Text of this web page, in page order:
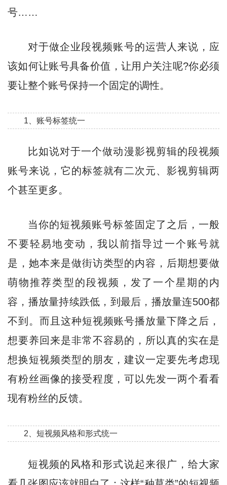
号……
对于做企业段视频账号的运营人来说，应
该如何让账号具备价值，让用户关注呢?你必须
要让整个账号保持一个固定的调性。
1、账号标签统一
比如说对于一个做动漫影视剪辑的段视频
账号来说，它的标签就有二次元、影视剪辑两
个甚至更多。
当你的短视频账号标签固定了之后，一般
不要轻易地变动，我以前指导过一个账号就
是，她本来是做街访类型的内容，后期想要做
萌物推荐类型的段视频，发了一个星期的内
容，播放量持续跌低，到最后，播放量连500都
不到。而且这种短视频账号播放量下降之后，
想要养回来是非常不容易的，所以真的实在是
想换短视频类型的朋友，建议一定要先考虑现
有粉丝画像的接受程度，可以先发一两个看看
现有粉丝的反馈。
2、短视频风格和形式统一
短视频的风格和形式说起来很广，给大家